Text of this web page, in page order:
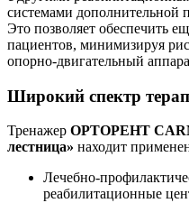
системами
Это позволяет обеспечить
пациентов, минимизируя
опорно-двигательный
Широкий спектр
Тренажер ОРТОРЕНТ
лестница» находит
Лечебно-
реабилитационные